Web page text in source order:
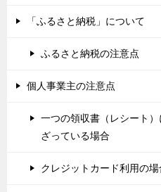
「ふるさと納税」について
ふるさと納税の注意点
個人事業主の注意点
一つの領収書（レシート
ざっている場合
クレジットカード利用の